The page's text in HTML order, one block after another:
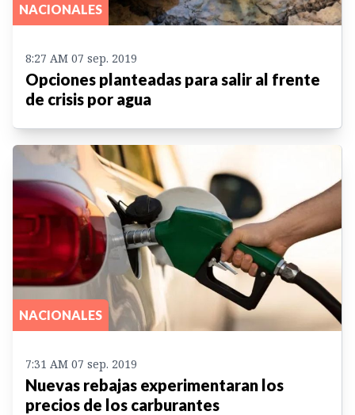
NACIONALES
8:27 AM 07 sep. 2019
Opciones planteadas para salir al frente
de crisis por agua
NACIONALES
7:31 AM 07 sep. 2019
Nuevas rebajas experimentaran los
precios de los carburantes